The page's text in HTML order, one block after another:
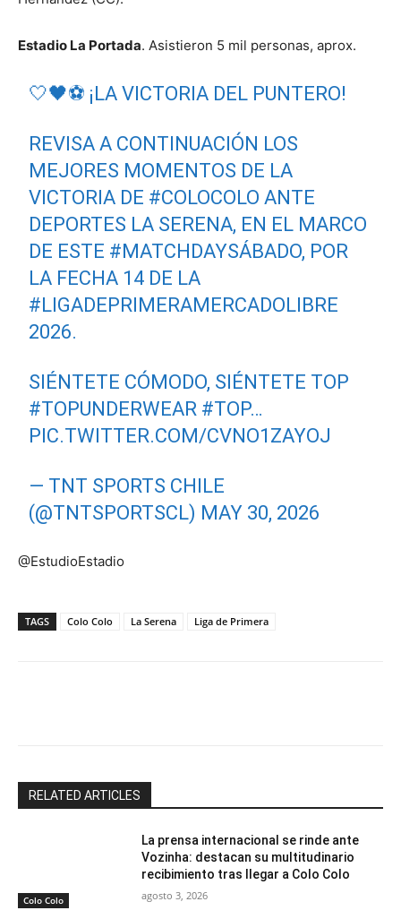
Estadio La Portada. Asistieron 5 mil personas, aprox.
🤍🖤⚽ ¡LA VICTORIA DEL PUNTERO!
REVISA A CONTINUACIÓN LOS
MEJORES MOMENTOS DE LA
VICTORIA DE #COLOCOLO ANTE
DEPORTES LA SERENA, EN EL MARCO
DE ESTE #MATCHDAYSÁBADO, POR
LA FECHA 14 DE LA
#LIGADEPRIMERAMERCADOLIBRE
2026.
SIÉNTETE CÓMODO, SIÉNTETE TOP
#TOPUNDERWEAR #TOP…
PIC.TWITTER.COM/CVNO1ZAYOJ
— TNT SPORTS CHILE
(@TNTSPORTSCL) MAY 30, 2026
@EstudioEstadio
TAGS Colo Colo La Serena Liga de Primera
RELATED ARTICLES
Colo Colo
La prensa internacional se rinde ante
Vozinha: destacan su multitudinario
recibimiento tras llegar a Colo Colo
agosto 3, 2026